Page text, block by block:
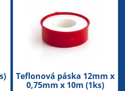
Teflonová páska 12mm x
0,75mm x 10m (1ks)